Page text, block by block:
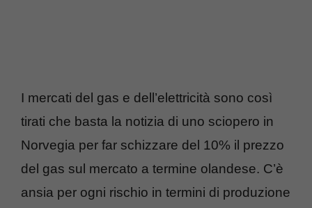
I mercati del gas e dell’elettricità sono così
tirati che basta la notizia di uno sciopero in
Norvegia per far schizzare del 10% il prezzo
del gas sul mercato a termine olandese. C’è
ansia per ogni rischio in termini di produzione